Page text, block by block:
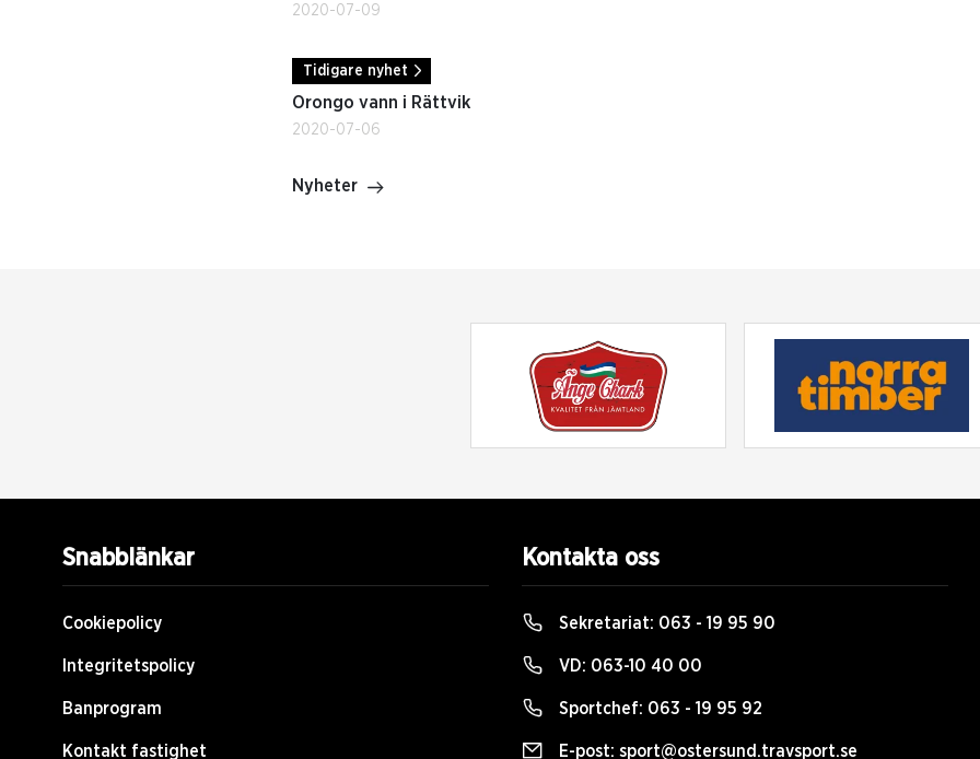
2020-07-09
Tidigare nyhet
Orongo vann i Rättvik
2020-07-06
Nyheter
Snabblänkar
Cookiepolicy
Integritetspolicy
Banprogram
Kontakt fastighet
Kontakta oss
Sekretariat: 063 - 19 95 90
VD: 063-10 40 00
Sportchef: 063 - 19 95 92
E-post: sport@ostersund.travsport.se